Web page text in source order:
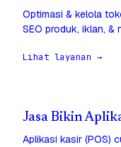
Optimasi & kelola
SEO produk, iklan, &
Lihat layanan →
Jasa Bikin
Aplikasi kasir (POS)